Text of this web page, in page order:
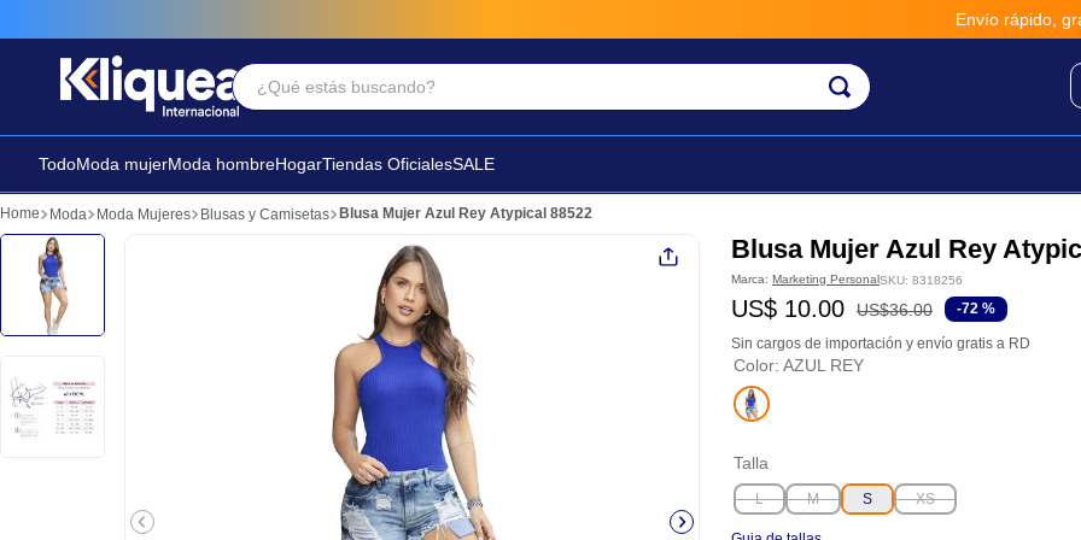
Envío rápido, gratis y
¿Qué estás buscando?
TodoModa mujerModa hombreHogarTiendas OficialesSALE
Moda Moda Mujeres Blusas y Camisetas Blusa Mujer Azul Rey Atypical 88522
Blusa Mujer Azul Rey
Marca: Marketing PersonalSKU: 8318256
US$ 10.00 US$36.00 -72 %
Sin cargos de importación y envío gratis a RD
Color: AZUL REY
Talla
L M S XS
Términos Más Buscados
2. sandalia